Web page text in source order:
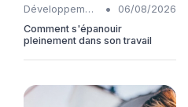
Développement personnel •
06/08/2026
Comment s'épanouir
pleinement dans son travail